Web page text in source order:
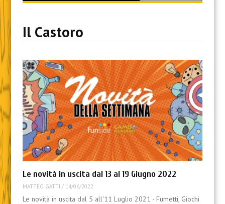
content
Il Castoro
Le novità in uscita dal 13 al 19 Giugno 2022
MATTEO GATTI / 14/06/2022
Le novità in uscita dal 5 all'11 Luglio 2021 - Fumetti, Giochi